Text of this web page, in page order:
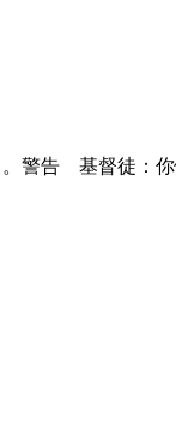
。警告 基督徒：